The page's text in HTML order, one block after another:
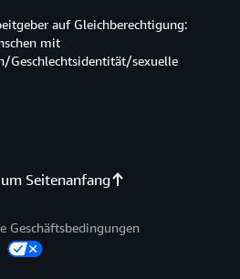
Seitenanfang
auf Gleichberechtigung:
mit
Geschlechtsidentität/sexuelle
Geschäftsbedingungen